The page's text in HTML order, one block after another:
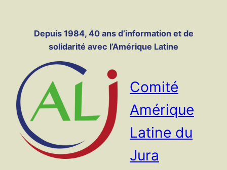
contenuDepuis 1984, 40 ans d’information et de
solidarité avec l’Amérique Latine
Comité
Amérique
Latine du
Jura